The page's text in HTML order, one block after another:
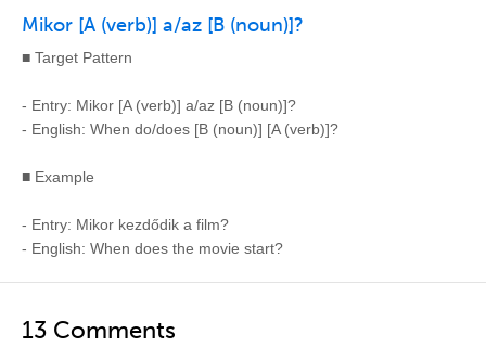
Mikor [A (verb)] a/az [B (noun)]?
■ Target Pattern
- Entry: Mikor [A (verb)] a/az [B (noun)]?
- English: When do/does [B (noun)] [A (verb)]?
■ Example
- Entry: Mikor kezdődik a film?
- English: When does the movie start?
13 Comments